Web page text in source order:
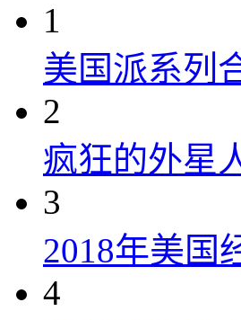
1
美国派系列
2
疯狂的外星
3
2018年美国
4